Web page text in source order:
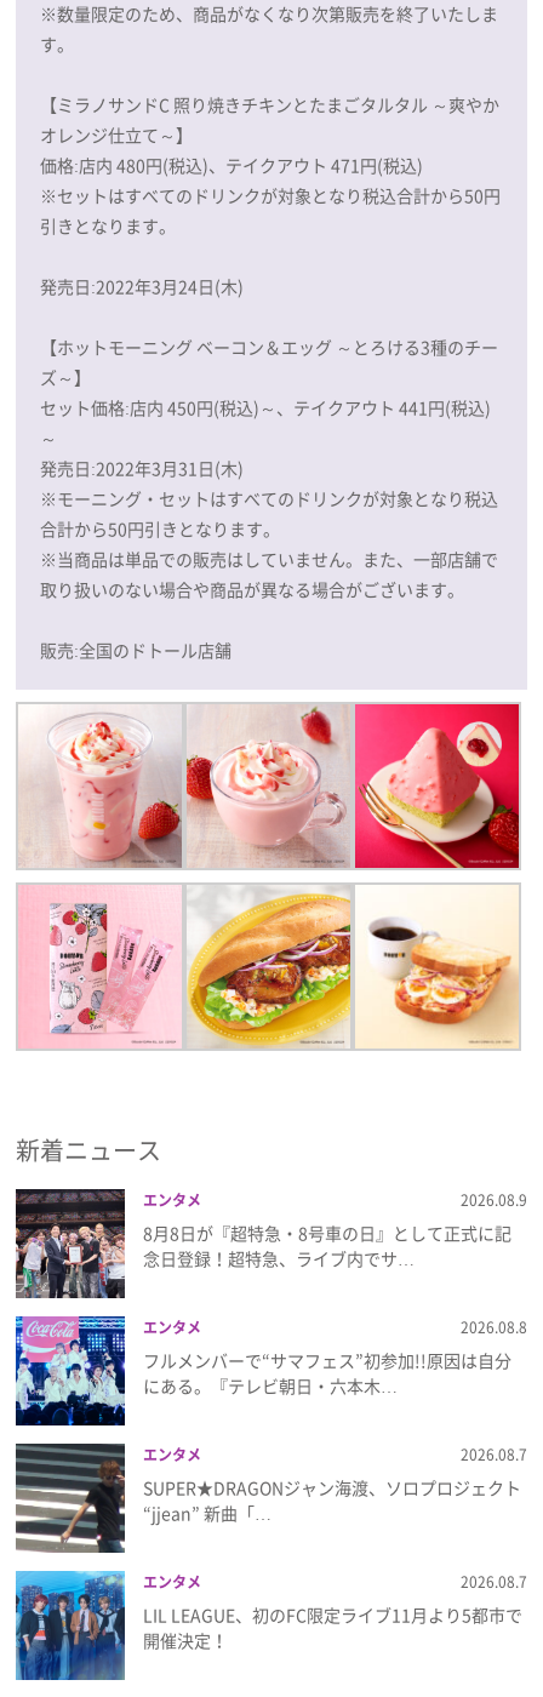
※数量限定のため、商品がなくなり次第販売を終了いたしま
す。
【ミラノサンドC 照り焼きチキンとたまごタルタル ～爽やか
オレンジ仕立て～】
価格:店内 480円(税込)、テイクアウト 471円(税込)
※セットはすべてのドリンクが対象となり税込合計から50円
引きとなります。
発売日:2022年3月24日(木)
【ホットモーニング ベーコン＆エッグ ～とろける3種のチー
ズ～】
セット価格:店内 450円(税込)～、テイクアウト 441円(税込)
～
発売日:2022年3月31日(木)
※モーニング・セットはすべてのドリンクが対象となり税込
合計から50円引きとなります。
※当商品は単品での販売はしていません。また、一部店舗で
取り扱いのない場合や商品が異なる場合がございます。
販売:全国のドトール店舗
新着ニュース
エンタメ 2026.08.9
8月8日が『超特急・8号車の日』として正式に記
念日登録！超特急、ライブ内でサ…
エンタメ 2026.08.8
フルメンバーで“サマフェス”初参加!!原因は自分
にある。『テレビ朝日・六本木…
エンタメ 2026.08.7
SUPER★DRAGONジャン海渡、ソロプロジェクト
“jjean” 新曲「…
エンタメ 2026.08.7
LIL LEAGUE、初のFC限定ライブ11月より5都市で
開催決定！